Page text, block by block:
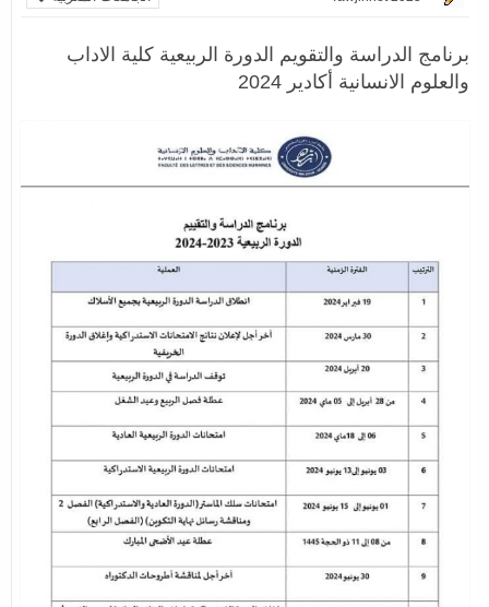
برنامج الدراسة والتقويم الدورة الربيعية كلية الاداب
والعلوم الانسانية أكادير 2024